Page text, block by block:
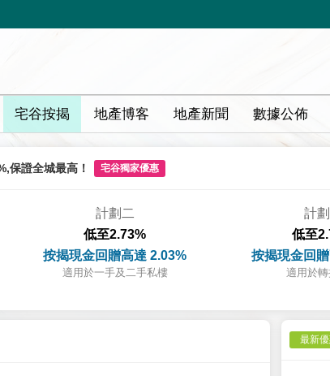
宅谷按揭 地產博客 地產新聞 數據公佈
保證全城最高！ 宅谷獨家優惠
計劃二
低至2.73%
按揭現金回贈高達 2.03%
適用於一手及二手私樓
計
低至
按揭現金回
適用於
最新